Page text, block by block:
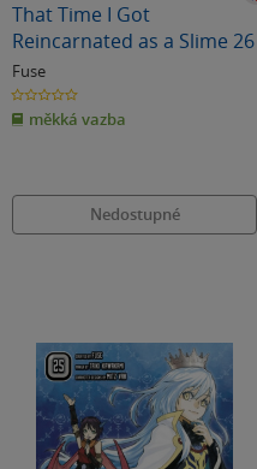
That Time I Got
Reincarnated as a Slime 26
Fuse
0.0
z
5
hvězdiček
měkká vazba
Nedostupné